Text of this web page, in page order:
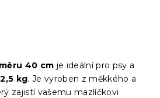
40 cm je ideální pro psy a
kg. Je vyroben z měkkého a
zajistí vašemu mazlíčkovi